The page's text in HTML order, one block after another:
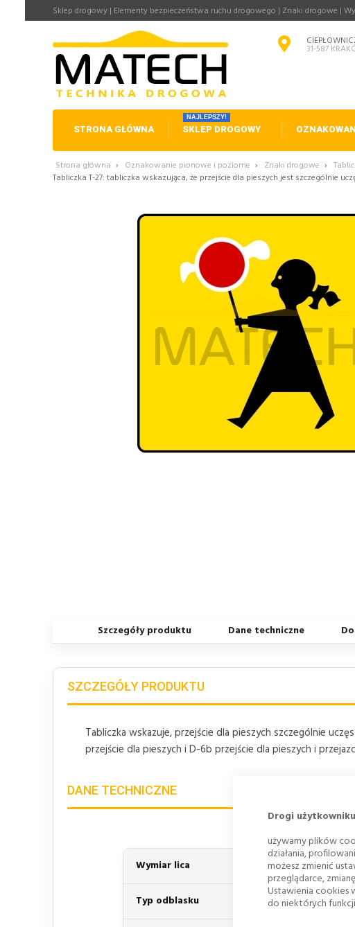
Drogi
używamy plików
działania,
możesz zmienić
przeglądarce,
Ustawienia cookies
do niektórych
Sklep drogowy | Elementy bezpieczeństwa ruchu drogowego | Znaki drogowe |
31-587
STRONA GŁÓWNA SKLEP DROGOWY
NAJLEPSZY!
Strona główna › Oznakowanie pionowe i poziome › Znaki drogowe ›
Tabliczka T-27: tabliczka wskazująca, że przejście dla pieszych jest szczególnie
Szczegóły produktu Dane techniczne
SZCZEGÓŁY PRODUKTU
Tabliczka wskazuje, przejście dla pieszych szczególnie
przejście dla pieszych i D-6b przejście dla pieszych i
DANE TECHNICZNE
Wymiar lica 450x450
Typ odblasku I generacja